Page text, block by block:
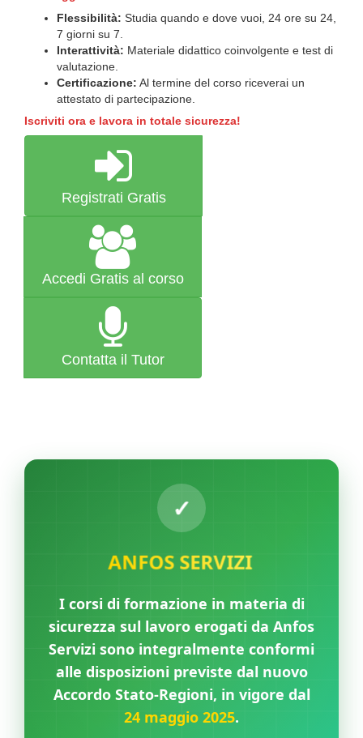
Flessibilità: Studia quando e dove vuoi, 24 ore su 24,
7 giorni su 7.
Interattività: Materiale didattico coinvolgente e test di
valutazione.
Certificazione: Al termine del corso riceverai un
attestato di partecipazione.
Iscriviti ora e lavora in totale sicurezza!
Registrati Gratis
Accedi Gratis al corso
Contatta il Tutor
ANFOS SERVIZI
I corsi di formazione in materia di
sicurezza sul lavoro erogati da Anfos
Servizi sono integralmente conformi
alle disposizioni previste dal nuovo
Accordo Stato-Regioni, in vigore dal
24 maggio 2025.